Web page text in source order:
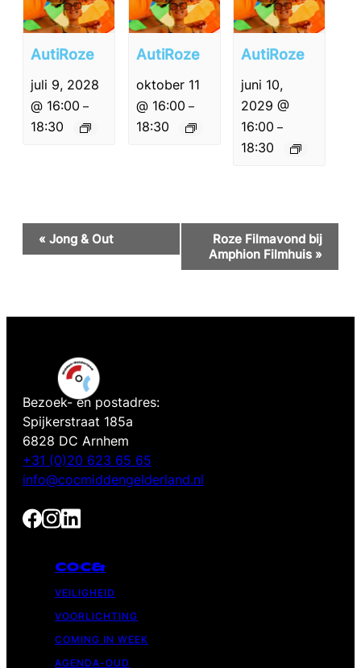
AutiRoze
juli 9, 2028
@ 16:00 –
18:30
AutiRoze
oktober 11
@ 16:00 –
18:30
AutiRoze
juni 10,
2029 @
16:00 –
18:30
Evenement
Navigatie
« Jong & Out
Roze Filmavond bij
Amphion Filmhuis »
Bezoek- en postadres:
Spijkerstraat 185a
6828 DC Arnhem
+31 (0)20 623 65 65
info@cocmiddengelderland.nl
COC&
VEILIGHEID
VOORLICHTING
COMING IN WEEK
AGENDA-OUD